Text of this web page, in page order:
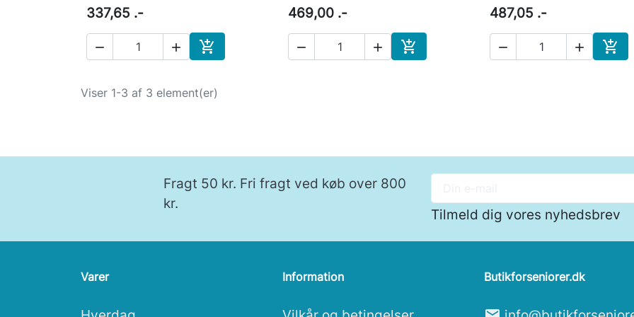
337,65 .-
  
Læg i indkøbskurv
469,00 .-
  
Læg i indkøbskurv
487,05 .-
  
Læg
Viser 1-3 af 3 element(er)
Fragt 50 kr. Fri fragt ved køb over 800
kr.
Tilmeld dig vores nyhedsbrev
Varer Information Butikforseniorer.dk